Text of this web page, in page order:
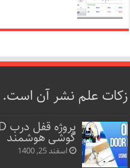
زکات علم نشر آن است.
گوشی هوشمند
اسفند 25, 1400